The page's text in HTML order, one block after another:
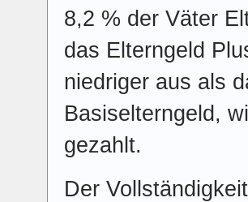
8,2 % der Väter
das Elterngeld
niedriger aus als
Basiselterngeld,
gezahlt.
Der